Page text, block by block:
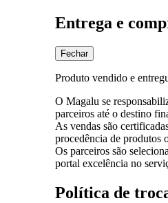
Entrega e
Fechar
Produto vendido e
O Magalu se
parceiros até o destino
As vendas são
procedência de produtos
Os parceiros são
portal excelência no
Política de